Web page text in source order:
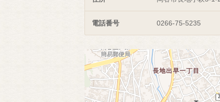
電話番号 0266-75-5235